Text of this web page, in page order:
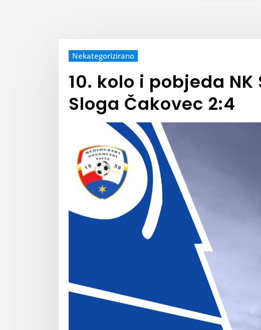
Nekategorizirano
10. kolo i pobjeda NK
Sloga Čakovec 2:4